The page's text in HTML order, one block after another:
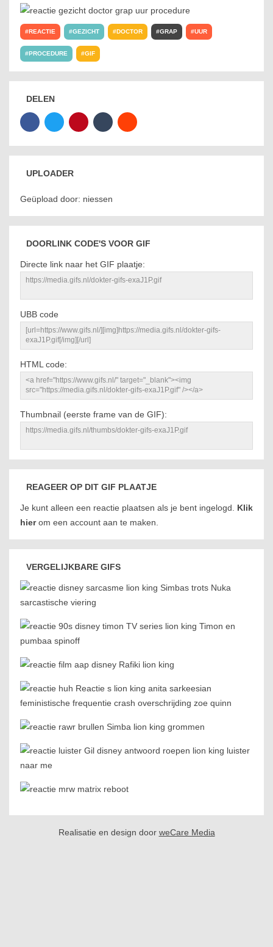
REACTIE GEZICHT DOCTOR GRAP UUR
PROCEDURE GIF
DELEN
UPLOADER
Geüpload door: niessen
DOORLINK CODE'S VOOR GIF
Directe link naar het GIF plaatje:
UBB code
HTML code:
Thumbnail (eerste frame van de GIF):
REAGEER OP DIT GIF PLAATJE
Je kunt alleen een reactie plaatsen als je bent ingelogd. Klik
hierom een account aan te maken.
VERGELIJKBARE GIFS
Realisatie en design door weCare Media